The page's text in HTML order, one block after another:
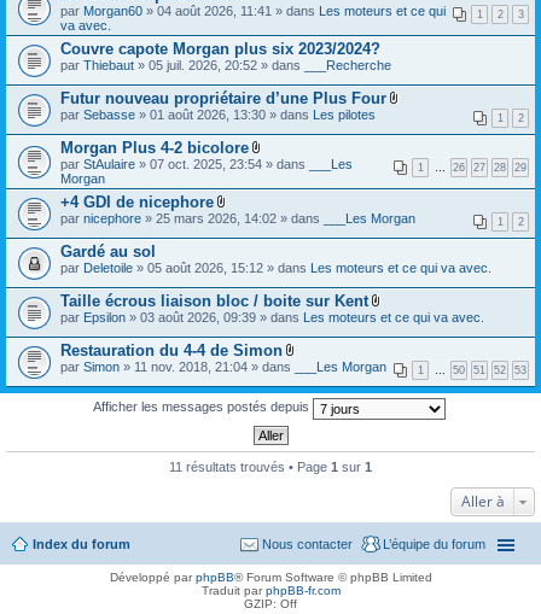
o
n
t
(
s
)
(
)
j
o
i
n
t
s
)
i
r
(
s
)
j
o
i
n
t
s
)
F
c
h
i
r
(
s
)
j
o
n
(
s
1 2 3
par Morgan60 » 04 août 2026, 11:41 » dans Les moteurs et ce qui
va avec.
Couvre capote Morgan plus six 2023/2024?
par Thiebaut » 05 juil. 2026, 20:52 » dans ___Recherche
Futur nouveau propriétaire d’une Plus Four
c
i
s
)
o
i
t
s
1 2
par Sebasse » 01 août 2026, 13:30 » dans Les pilotes
Morgan Plus 4-2 bicolore
F
c
i
(
s
)
o
i
n
t
s
)
1 26 27 28 29
par StAulaire » 07 oct. 2025, 23:54 » dans
___Les
Morgan
+4 GDI de nicephore
F
c
e
(
)
j
o
i
n
t
)
1 2
par nicephore » 25 mars 2026, 14:02 » dans ___Les Morgan
Gardé au sol
par Deletoile » 05 août 2026, 15:12 » dans Les moteurs et ce qui va avec.
Taille écrous liaison bloc / boite sur Kent
F
c
i
e
r
s
par Epsilon » 03 août 2026, 09:39 » dans Les moteurs et ce qui va avec.
Restauration du 4-4 de Simon
i
c
h
r
(
o
n
t
(
s
)
1 50 51 52 53
par Simon » 11 nov. 2018, 21:04 » dans ___Les Morgan
Afficher les messages postés depuis
11 résultats trouvés • Page 1 sur 1
Aller à
Index du forum L’équipe du forum
Nous contacter
Développé parphpBB® Forum Software © phpBB Limited
Traduit parphpBB-fr.com
GZIP: Off